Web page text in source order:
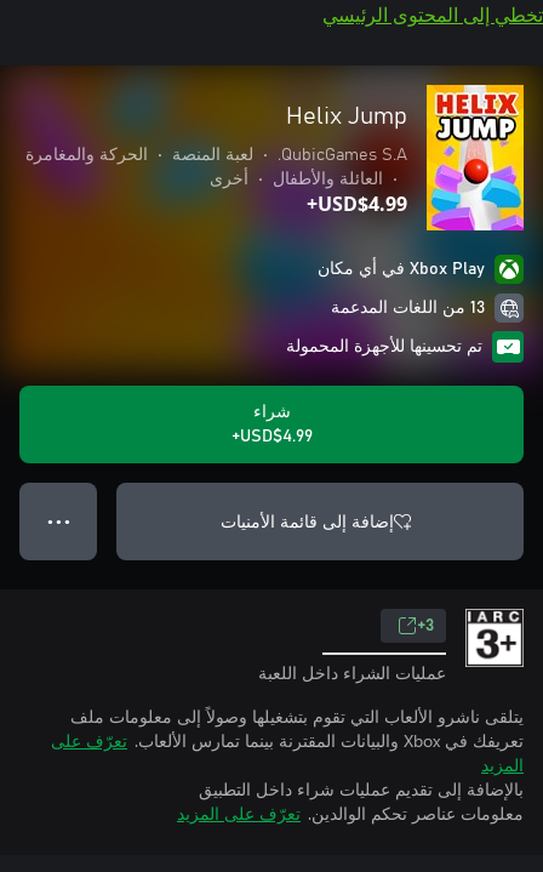
تخطي إلى المحتوى الرئيسي
Helix Jump
QubicGames S.A.
• لعبة المنصة •
الحركة والمغامرة
•
العائلة والأطفال • أخرى
USD$4.99+
Xbox Play في أي مكان
13 من اللغات المدعمة
تم تحسينها للأجهزة المحمولة
شراء
USD$4.99+
إضافة إلى قائمة الأمنيات ● ● ●
3+
عمليات الشراء داخل اللعبة
يتلقى ناشرو الألعاب التي تقوم بتشغيلها وصولاً إلى معلومات ملف
تعريفك في Xbox والبيانات المقترنة بينما تمارس الألعاب.
تعرّف على
المزيد
بالإضافة إلى تقديم عمليات شراء داخل التطبيق
معلومات عناصر تحكم الوالدين. تعرّف على المزيد